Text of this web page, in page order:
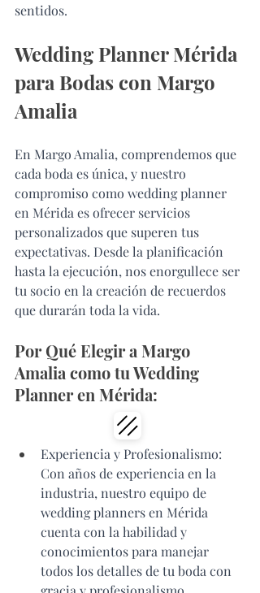
sentidos.
Wedding Planner Mérida
para Bodas con Margo
Amalia
En Margo Amalia, comprendemos que
cada boda es única, y nuestro
compromiso como wedding planner
en Mérida es ofrecer servicios
personalizados que superen tus
expectativas. Desde la planificación
hasta la ejecución, nos enorgullece ser
tu socio en la creación de recuerdos
que durarán toda la vida.
Por Qué Elegir a Margo
Amalia como tu Wedding
Planner en Mérida:
Experiencia y Profesionalismo:
Con años de experiencia en la
industria, nuestro equipo de
wedding planners en Mérida
cuenta con la habilidad y
conocimientos para manejar
todos los detalles de tu boda con